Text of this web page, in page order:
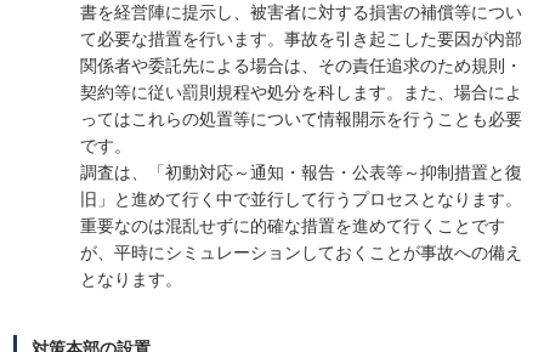
書を経営陣に提示し、被害者に対する損害の補償等につい
て必要な措置を行います。事故を引き起こした要因が内部
関係者や委託先による場合は、その責任追求のため規則・
契約等に従い罰則規程や処分を科します。また、場合によ
ってはこれらの処置等について情報開示を行うことも必要
です。
調査は、「初動対応～通知・報告・公表等～抑制措置と復
旧」と進めて行く中で並行して行うプロセスとなります。
重要なのは混乱せずに的確な措置を進めて行くことです
が、平時にシミュレーションしておくことが事故への備え
となります。